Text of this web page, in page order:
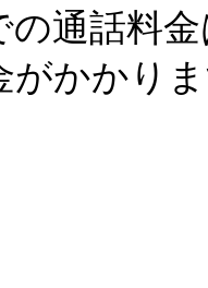
の通話料
がかかり